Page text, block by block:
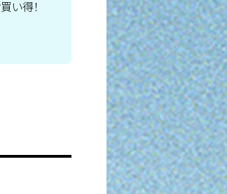
い得！